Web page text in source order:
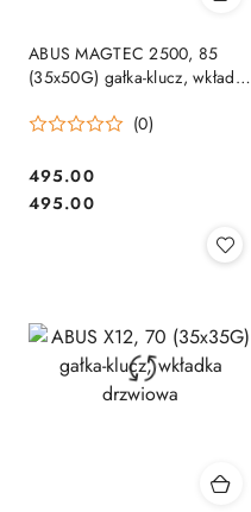
ABUS MAGTEC 2500, 85
(35x50G) gałka-klucz, wkładka
(0)
Cena:
495.00
Cena:
495.00